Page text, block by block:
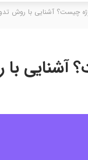
چیست؟ آشنایی با روش
آشنایی